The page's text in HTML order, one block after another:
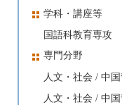
学科・講座等
国語科教育専攻
専門分野
人文・社会 / 中
人文・社会 / 中